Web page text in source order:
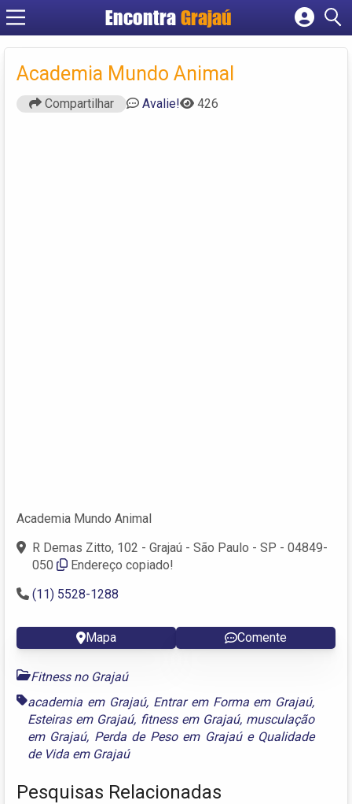
Encontra Grajaú
Cadastrar empresa
Criar conta
Academia Mundo Animal
Compartilhar Avalie! 426
Academia Mundo Animal
R Demas Zitto, 102 - Grajaú - São Paulo - SP - 04849-
050
Endereço copiado!
(11) 5528-1288
Mapa Comente
Fitness no Grajaú
academia em Grajaú, Entrar em Forma em Grajaú,
Esteiras em Grajaú, fitness em Grajaú, musculação
em Grajaú, Perda de Peso em Grajaúe Qualidade
de Vida em Grajaú
Pesquisas Relacionadas